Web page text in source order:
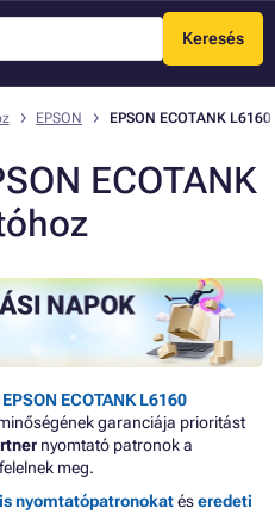
Keresés
Menü
EPSON EPSON ECOTANK L6160
ECOTANK
EPSON ECOTANK L6160
garanciája prioritást
nyomtató patronok a
meg.
nyomtatópatronokatéseredeti